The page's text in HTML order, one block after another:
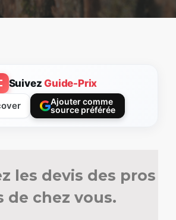
SuivezGuide-Prix
Ajouter comme
source préférée
les devis des pros
de chez vous.